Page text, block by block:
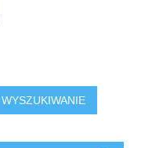
WYSZUKIWANIE